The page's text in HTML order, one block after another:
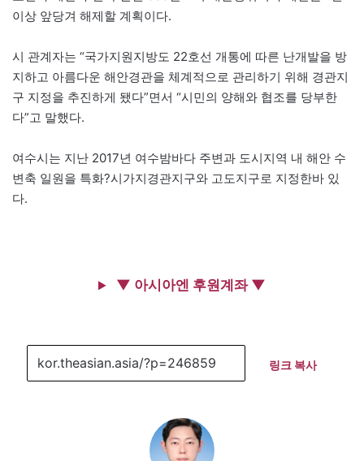
이상 앞당겨 해제할 계획이다.
시 관계자는 “국가지원지방도 22호선 개통에 따른 난개발을 방
지하고 아름다운 해안경관을 체계적으로 관리하기 위해 경관지
구 지정을 추진하게 됐다”면서 “시민의 양해와 협조를 당부한
다”고 말했다.
여수시는 지난 2017년 여수밤바다 주변과 도시지역 내 해안 수
변축 일원을 특화?시가지경관지구와 고도지구로 지정한바 있
다.
▼ 아시아엔 후원계좌 ▼
링크 복사